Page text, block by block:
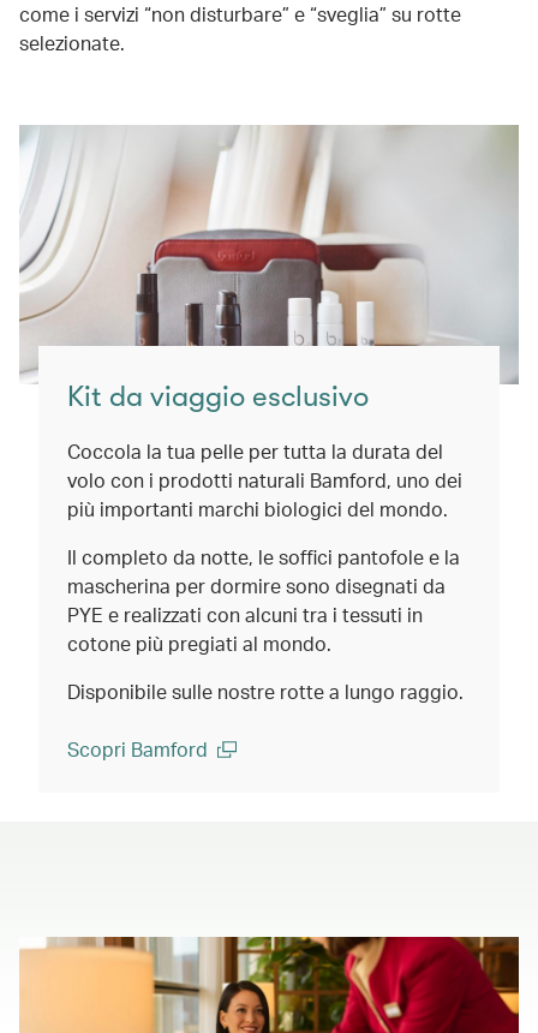
come i servizi “non disturbare” e “sveglia” su rotte
selezionate.
Kit da viaggio esclusivo
Coccola la tua pelle per tutta la durata del
volo con i prodotti naturali Bamford, uno dei
più importanti marchi biologici del mondo.
Il completo da notte, le soffici pantofole e la
mascherina per dormire sono disegnati da
PYE e realizzati con alcuni tra i tessuti in
cotone più pregiati al mondo.
Disponibile sulle nostre rotte a lungo raggio.
Scopri Bamford